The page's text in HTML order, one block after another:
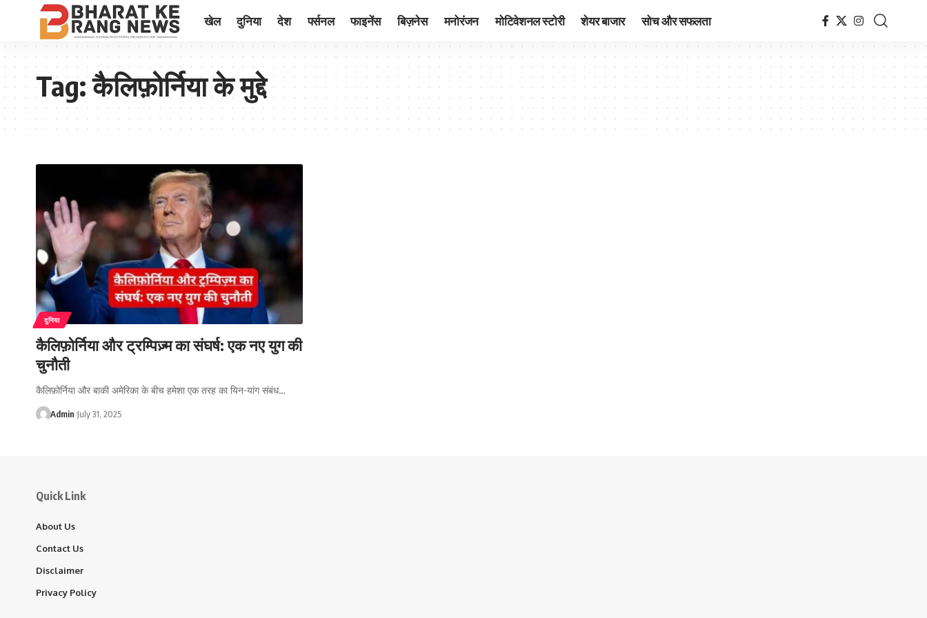
खेल दुनिया देश पर्सनल फाइनेंस बिज़नेस मनोरंजन मोटिवेशनल स्टोरी शेयर बाजार सोच और सफलता
Tag:कैलिफ़ोर्निया के मुद्दे
दुनिया
कैलिफ़ोर्निया और ट्रम्पिज़्म का संघर्ष: एक नए युग की
चुनौती
कैलिफ़ोर्निया और बाकी अमेरिका के बीच हमेशा एक तरह का यिन-यांग संबंध…
Admin July 31, 2025
Quick Link
About Us
Contact Us
Disclaimer
Privacy Policy